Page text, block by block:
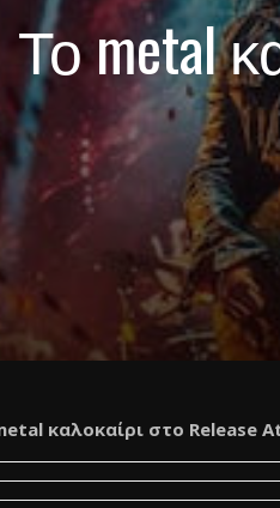
Το metal
καλοκαίρι στο Release